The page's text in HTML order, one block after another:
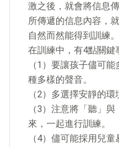
激之後，就會將信息
所傳遞的信息內容，
自然而然能得到訓練。
在訓練中，有4點關鍵
（1）要讓孩子儘可
種多樣的聲音。
（2）多選擇安靜的
（3）注意將「聽」
來，一起進行訓練。
（4）儘可能採用兒